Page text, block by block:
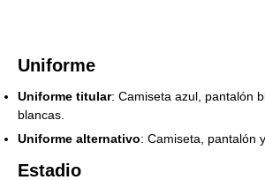
Uniforme
Uniforme titular: Camiseta azul, pantalón
blancas.
Uniforme alternativo: Camiseta, pantalón
Estadio